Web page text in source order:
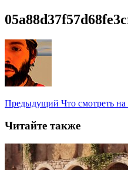
Предыдущий Что смотреть
Читайте также